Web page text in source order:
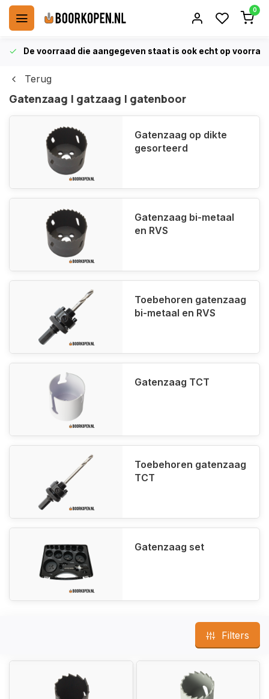
0
De voorraad die aangegeven staat is ook echt op
Terug
Gatenzaag | gatzaag | gatenboor
Gatenzaag op dikte
gesorteerd
Gatenzaag bi-metaal
en RVS
Toebehoren gatenzaag
bi-metaal en RVS
Gatenzaag TCT
Toebehoren gatenzaag
TCT
Gatenzaag set
Filters